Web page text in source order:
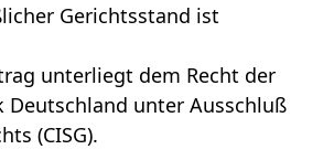
Gerichtsstand ist
unterliegt dem Recht der
Deutschland unter Ausschluß
(CISG).